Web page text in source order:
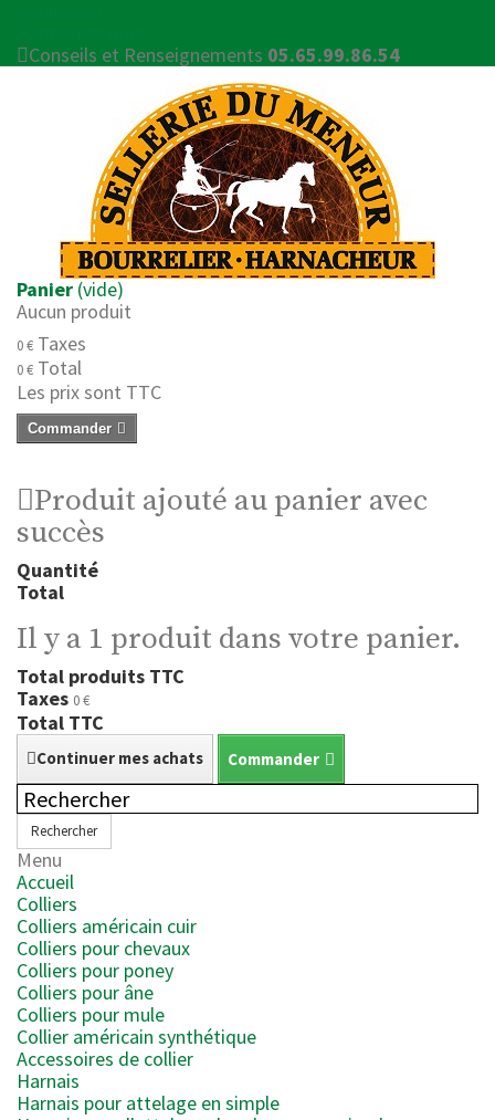
Conseils et Renseignements 05.65.99.86.54
Panier (vide)
Aucun produit
0 € Taxes
0 € Total
Les prix sont TTC
Commander
Produit ajouté au panier avec
succès
Quantité
Total
Il y a 1 produit dans votre panier.
Total produits TTC
Taxes 0 €
Total TTC
Continuer mes achats Commander
Rechercher
Menu
Accueil
Colliers
Colliers américain cuir
Colliers pour chevaux
Colliers pour poney
Colliers pour âne
Colliers pour mule
Collier américain synthétique
Accessoires de collier
Harnais
Harnais pour attelage en simple